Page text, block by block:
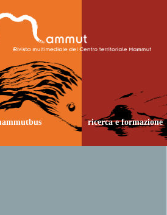
ricerca e formazione